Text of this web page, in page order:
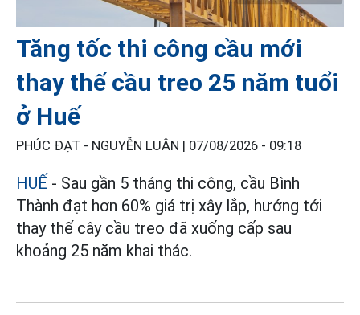
Tăng tốc thi công cầu mới
thay thế cầu treo 25 năm tuổi
ở Huế
PHÚC ĐẠT - NGUYỄN LUÂN | 07/08/2026 - 09:18
HUẾ - Sau gần 5 tháng thi công, cầu Bình
Thành đạt hơn 60% giá trị xây lắp, hướng tới
thay thế cây cầu treo đã xuống cấp sau
khoảng 25 năm khai thác.